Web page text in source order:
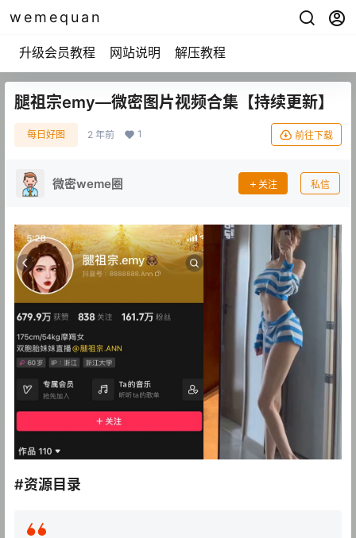
wemequan
升级会员教程 网站说明 解压教程
腿祖宗emy—微密图片视频合集【持续更新】
每日好图 2 年前 1 前往下载
微密weme圈 关注 私信
#资源目录